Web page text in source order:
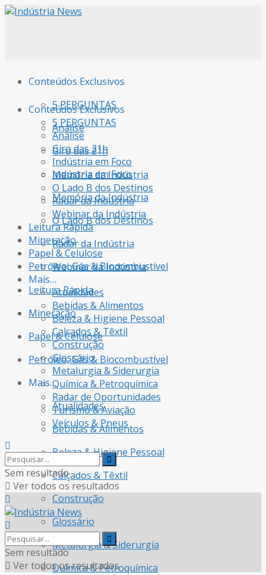
Conteúdos Exclusivos
5 PERGUNTAS
Análise
Giro das 21h
Indústria em Foco
Memória da Indústria
O Lado B dos Destinos
Radar da Indústria
Webinar da Indústria
Leitura Rápida
Mineração
Papel & Celulose
Petróleo, Gás & Biocombustível
Mais…
Atualidades
Bebidas & Alimentos
Beleza & Higiene Pessoal
Calçados & Têxtil
Construção
Glossário
Metalurgia & Siderurgia
Química & Petroquímica
Conteúdos Exclusivos
5 PERGUNTAS
Análise
Giro das 21h
Indústria em Foco
Memória da Indústria
O Lado B dos Destinos
Radar da Indústria
Webinar da Indústria
Leitura Rápida
Mineração
Papel & Celulose
Petróleo, Gás & Biocombustível
Mais…
Atualidades
Bebidas & Alimentos
Beleza & Higiene Pessoal
Calçados & Têxtil
Construção
Glossário
Metalurgia & Siderurgia
Química & Petroquímica
Radar de Oportunidades
Turismo & Aviação
Veículos & Pneus
Sem resultado
Ver todos os resultados
Sem resultado
Ver todos os resultados